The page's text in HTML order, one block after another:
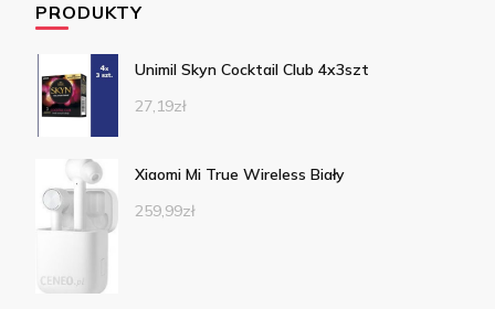
PRODUKTY
Unimil Skyn Cocktail Club 4x3szt
27,19zł
Xiaomi Mi True Wireless Biały
259,99zł